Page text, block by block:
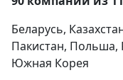
Беларусь,
Пакистан, Польша,
Южная Корея